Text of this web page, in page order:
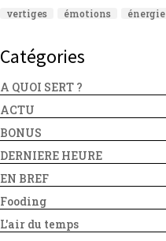
vertiges
émotions énergie
Catégories
A QUOI SERT ?
ACTU
BONUS
DERNIERE HEURE
EN BREF
Fooding
L'air du temps